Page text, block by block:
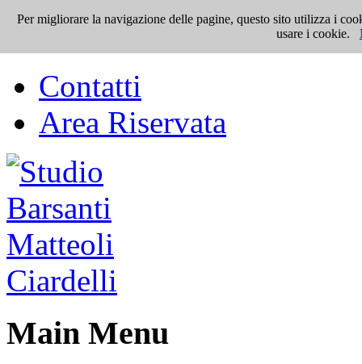
Top Menu
Contatti
Area Riservata
Main Menu
Per migliorare la navigazione delle pagine, questo sito utilizza i
usare i cookie.